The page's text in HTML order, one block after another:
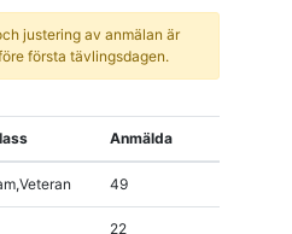
justering av anmälan är
första tävlingsdagen.
Anmälda
49
22